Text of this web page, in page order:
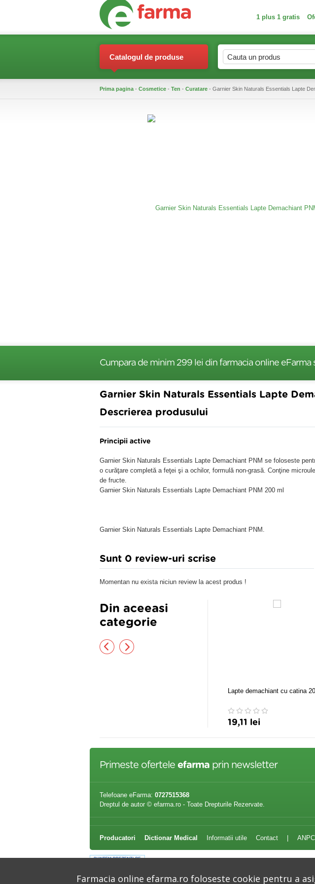
1 plus 1 gratis
Catalogul de produse
Prima pagina - Cosmetice - Ten - Curatare - Garnier Skin Naturals Essentials Lapte
Cumpara de minim 299 lei din farmacia online
Garnier Skin Naturals Essentials Lapte
Descrierea produsului
Principii active
Garnier Skin Naturals Essentials Lapte Demachiant PNM se foloseste
o curăţare completă a feţei şi a ochilor, formulă non-grasă. Conţine
de fructe.
Garnier Skin Naturals Essentials Lapte Demachiant PNM 200 ml
Garnier Skin Naturals Essentials Lapte Demachiant PNM.
Sunt 0 review-uri scrise
Momentan nu exista niciun review la acest produs !
Din aceeasi
categorie
Lapte demachiant cu catina
19,11 lei
Primeste ofertele efarma prin newsletter
Telefoane eFarma: 0727515368
Dreptul de autor © efarma.ro - Toate Drepturile Rezervate.
Producatori Dictionar Medical Informatii utile Contact ANPC
Farmacia online efarma.ro foloseste cookie pentru a